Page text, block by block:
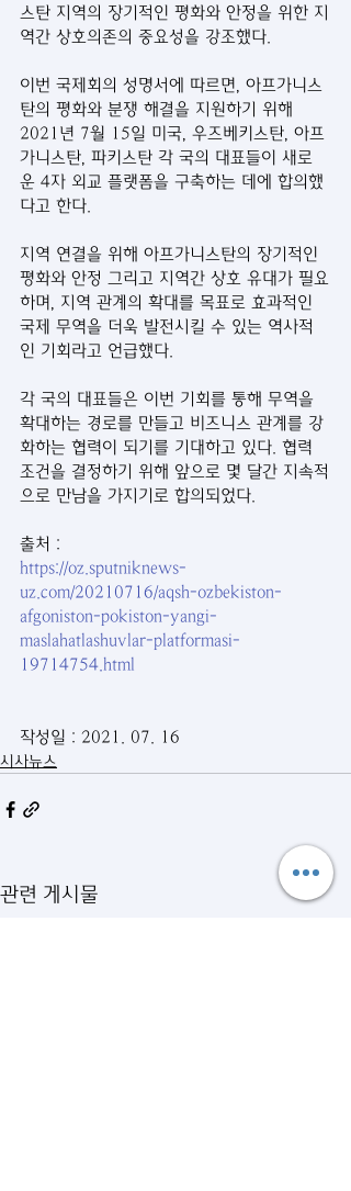
스탄 지역의 장기적인 평화와 안정을 위한 지
역간 상호의존의 중요성을 강조했다.
이번 국제회의 성명서에 따르면, 아프가니스
탄의 평화와 분쟁 해결을 지원하기 위해
2021년 7월 15일 미국, 우즈베키스탄, 아프
가니스탄, 파키스탄 각 국의 대표들이 새로
운 4자 외교 플랫폼을 구축하는 데에 합의했
다고 한다.
지역 연결을 위해 아프가니스탄의 장기적인
평화와 안정 그리고 지역간 상호 유대가 필요
하며, 지역 관계의 확대를 목표로 효과적인
국제 무역을 더욱 발전시킬 수 있는 역사적
인 기회라고 언급했다.
각 국의 대표들은 이번 기회를 통해 무역을
확대하는 경로를 만들고 비즈니스 관계를 강
화하는 협력이 되기를 기대하고 있다. 협력
조건을 결정하기 위해 앞으로 몇 달간 지속적
으로 만남을 가지기로 합의되었다.
출처 :
https://oz.sputniknews-
uz.com/20210716/aqsh-ozbekiston-
afgoniston-pokiston-yangi-
maslahatlashuvlar-platformasi-
19714754.html
작성일 : 2021. 07. 16
시사뉴스
관련 게시물